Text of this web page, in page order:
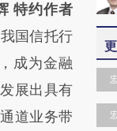
由第三方
章
炼总结而
不代表财
特约作者
国信托行
成为金融
展出具有
道业务带